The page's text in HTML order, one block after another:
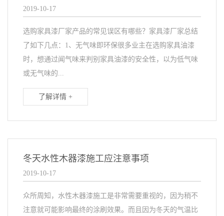
2019-10-17
选购家具漆厂家产品的常见误区有哪些？家具漆厂家总结
了如下几点：1、无气味即环保很多业主在选购家具油漆
时，想通过闻气味来判别家具油漆的安全性，以为低气味
或无气味的...
了解详情 +
冬天水性木器漆施工应注意事项
2019-10-17
众所周知，水性木器漆施工是非常需要重视的，因为稍不
注意就可能影响最终的涂刷效果。而且因为冬天的气温比